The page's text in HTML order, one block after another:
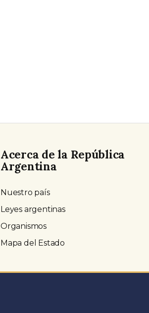
Acerca de la República
Argentina
Nuestro país
Leyes argentinas
Organismos
Mapa del Estado